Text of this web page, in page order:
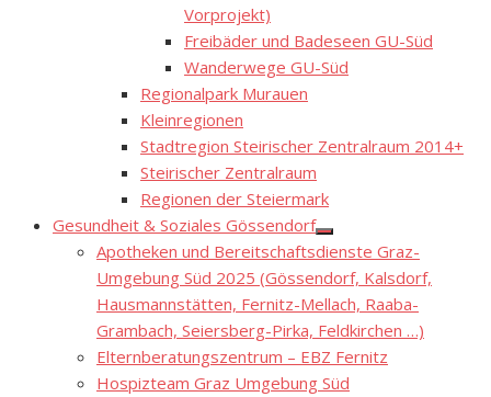
Vorprojekt)
Freibäder und Badeseen GU-Süd
Wanderwege GU-Süd
Regionalpark Murauen
Kleinregionen
Stadtregion Steirischer Zentralraum 2014+
Steirischer Zentralraum
Regionen der Steiermark
Gesundheit & Soziales Gössendorf
Show
sub
menu
Apotheken und Bereitschaftsdienste Graz-
Umgebung Süd 2025 (Gössendorf, Kalsdorf,
Hausmannstätten, Fernitz-Mellach, Raaba-
Grambach, Seiersberg-Pirka, Feldkirchen …)
Elternberatungszentrum – EBZ Fernitz
Hospizteam Graz Umgebung Süd